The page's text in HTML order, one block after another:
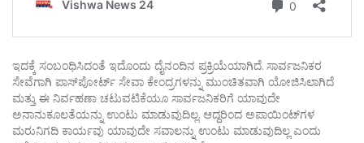
ಇದಕ್ಕೆ ಸಂಬಂಧಿಸಿದಂತೆ ಇದೊಂದು ದೈನಂದಿನ ಪ್ರಕ್ರಿಯೆಯಾಗಿದೆ. ಸಾರ್ವಜನಿಕರ
ಸೇವೆಗಾಗಿ ಪಾಸ್‌ಪೋರ್ಟ್ ಸೇವಾ ಕೇಂದ್ರಗಳನ್ನು ಮುಂಚಿತವಾಗಿ ಯೋಜಿಸಿಲಾಗಿದೆ
ಮತ್ತು ಈ ನಿರ್ವಹಣಾ ಚಟುವಟಿಕೆಯೂ ಸಾರ್ವಜನಿಕರಿಗೆ ಯಾವುದೇ
ಅನಾನುಕೂಲತೆಯನ್ನು ಉಂಟು ಮಾಡುವುದಿಲ್ಲ. ಆದ್ದರಿಂದ ಅಪಾಯಿಂಟ್‌ಗಳ
ಮರುನಿಗದಿ ಕಾರ್ಯವು ಯಾವುದೇ ಸವಾಲನ್ನು ಉಂಟು ಮಾಡುವುದಿಲ್ಲ ಎಂದು